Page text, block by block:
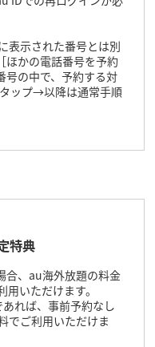
表示された番号とは別
ほかの電話番号を予約
の中で、予約する対
ップ→以降は通常手順
特典
合、​au海外放題の料金
いただけます。​
れば、​事前予約なし
で​ご利用いただけま